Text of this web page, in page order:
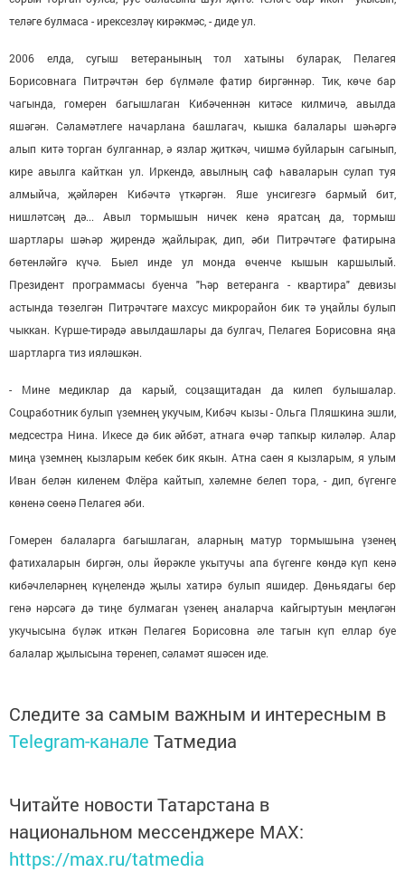
теләге булмаса - ирексезләү кирәкмәс, - диде ул.
2006 елда, сугыш ветеранының тол хатыны буларак, Пелагея
Борисовнага Питрәчтән бер бүлмәле фатир биргәннәр. Тик, көче бар
чагында, гомерен багышлаган Кибәченнән китәсе килмичә, авылда
яшәгән. Сәламәтлеге начарлана башлагач, кышка балалары шәһәргә
алып китә торган булганнар, ә язлар җиткәч, чишмә буйларын сагынып,
кире авылга кайткан ул. Иркендә, авылның саф һаваларын сулап туя
алмыйча, җәйләрен Кибәчтә үткәргән. Яше унсигезгә бармый бит,
нишләтсәң дә... Авыл тормышын ничек кенә яратсаң да, тормыш
шартлары шәһәр җирендә җайлырак, дип, әби Питрәчтәге фатирына
бөтенләйгә күчә. Быел инде ул монда өченче кышын каршылый.
Президент программасы буенча "Һәр ветеранга - квартира" девизы
астында төзелгән Питрәчтәге махсус микрорайон бик тә уңайлы булып
чыккан. Күрше-тирәдә авылдашлары да булгач, Пелагея Борисовна яңа
шартларга тиз ияләшкән.
- Мине медиклар да карый, соцзащитадан да килеп булышалар.
Соцработник булып үземнең укучым, Кибәч кызы - Ольга Пляшкина эшли,
медсестра Нина. Икесе дә бик әйбәт, атнага өчәр тапкыр киләләр. Алар
миңа үземнең кызларым кебек бик якын. Атна саен я кызларым, я улым
Иван белән киленем Флёра кайтып, хәлемне белеп тора, - дип, бүгенге
көненә сөенә Пелагея әби.
Гомерен балаларга багышлаган, аларның матур тормышына үзенең
фатихаларын биргән, олы йөрәкле укытучы апа бүгенге көндә күп кенә
кибәчлеләрнең күңелендә җылы хатирә булып яшидер. Дөньядагы бер
генә нәрсәгә дә тиңе булмаган үзенең аналарча кайгыртуын меңләгән
укучысына бүләк иткән Пелагея Борисовна әле тагын күп еллар буе
балалар җылысына төренеп, сәламәт яшәсен иде.
Следите за самым важным и интересным в
Telegram-канале Татмедиа
Читайте новости Татарстана в
национальном мессенджере MАХ:
https://max.ru/tatmedia